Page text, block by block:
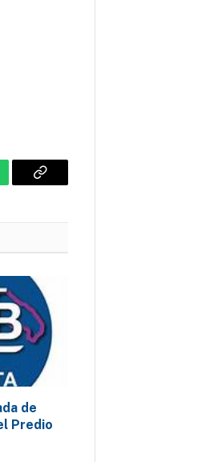
Copy
de
Predio